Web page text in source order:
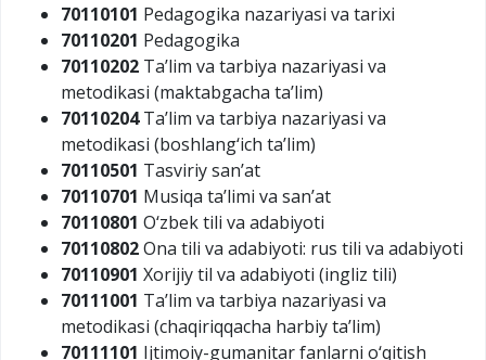
70110101 Pedagogika nazariyasi va tarixi
70110201 Pedagogika
70110202 Ta’lim va tarbiya nazariyasi va
metodikasi (maktabgacha ta’lim)
70110204Ta’lim va tarbiya nazariyasi va
metodikasi (boshlang‘ich ta’lim)
70110501 Tasviriy san’at
70110701 Musiqa ta’limi va san’at
70110801 O‘zbek tili va adabiyoti
70110802Ona tili va adabiyoti: rus tili va adabiyoti
70110901 Xorijiy til va adabiyoti (ingliz tili)
70111001 Ta’lim va tarbiya nazariyasi va
metodikasi (chaqiriqqacha harbiy ta’lim)
70111101 Ijtimoiy-gumanitar fanlarni o‘qitish